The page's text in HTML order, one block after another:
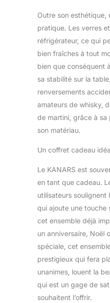
Outre son esthétique,
pratique. Les verres
réfrigérateur, ce qui
bien fraîches à tout
bien que conséquent
sa stabilité sur la
renversements
amateurs de whisky,
de martini, grâce à
son matériau.
Un coffret cadeau
Le KANARS est
en tant que cadeau.
utilisateurs soulignent
qui ajoute une touche
cet ensemble déjà
un anniversaire, Noël
spéciale, cet
prestigieux qui fera
unanimes, louent la
qui est un gage de
souhaitent l’offrir.